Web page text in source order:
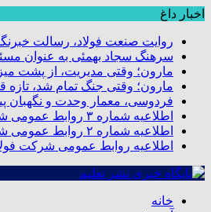
اخبار داغ
روایت صنعت فولاد،‌ رسالت
سرهنگ سجاد بهمئی به عنوان
مارون؛ وقتی مدیریت، از پشت
مارون؛ وقتی جنگ تمام شد، تازه
فردوسی، معمار وحدت و نگهبان
اطلاعیه شماره ۳ روابط عمومی شرکت فولاد خوزستان
اطلاعیه شماره ۲ روابط عمومی شرکت فولاد خوزستان
اطلاعیه روابط عمومی شرکت
خانه